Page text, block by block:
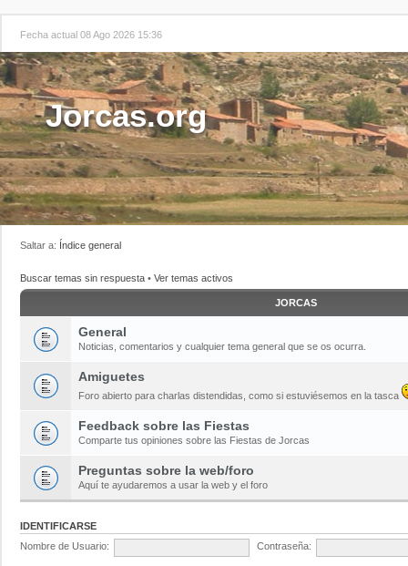
Fecha actual 08 Ago 2026 15:36
Jorcas.org
Saltar a: Índice general
Buscar temas sin respuesta • Ver temas activos
JORCAS
General
Noticias, comentarios y cualquier tema general que se os ocurra.
Amiguetes
Foro abierto para charlas distendidas, como si estuviésemos en la tasca
Feedback sobre las Fiestas
Comparte tus opiniones sobre las Fiestas de Jorcas
Preguntas sobre la web/foro
Aquí te ayudaremos a usar la web y el foro
IDENTIFICARSE
Nombre de Usuario:
Contraseña: